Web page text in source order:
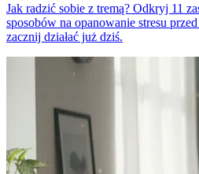
Jak radzić sobie z tremą? Odkryj 11
sposobów na opanowanie stresu
zacznij działać już dziś.